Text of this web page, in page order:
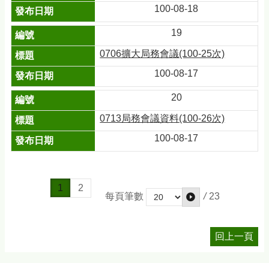
100-08-18
19
0706擴大局務會議(100-25次)
100-08-17
20
0713局務會議資料(100-26次)
100-08-17
1
2
每頁筆數
/ 23
回上一頁